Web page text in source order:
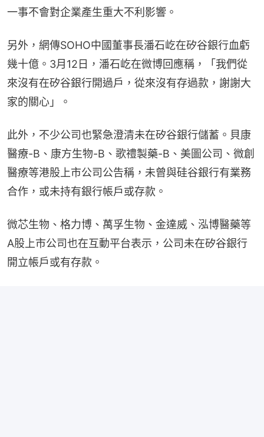
一事不會對企業產生重大不利影響。
另外，網傳SOHO中國董事長潘石屹在矽谷銀行血虧
幾十億。3月12日，潘石屹在微博回應稱，「我們從
來沒有在矽谷銀行開過戶，從來沒有存過款，謝謝大
家的關心」。
此外，不少公司也緊急澄清未在矽谷銀行儲蓄。貝康
醫療-B、康方生物-B、歌禮製藥-B、美圖公司、微創
醫療等港股上市公司公告稱，未曾與硅谷銀行有業務
合作，或未持有銀行帳戶或存款。
微芯生物、格力博、萬孚生物、金達威、泓博醫藥等
A股上市公司也在互動平台表示，公司未在矽谷銀行
開立帳戶或有存款。